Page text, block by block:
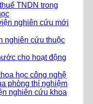
TNDN trong
nghiên cứu mới
nghiên cứu thuộc
cho hoạt động
học công nghệ
phòng thí nghiệm
nghiên cứu khoa